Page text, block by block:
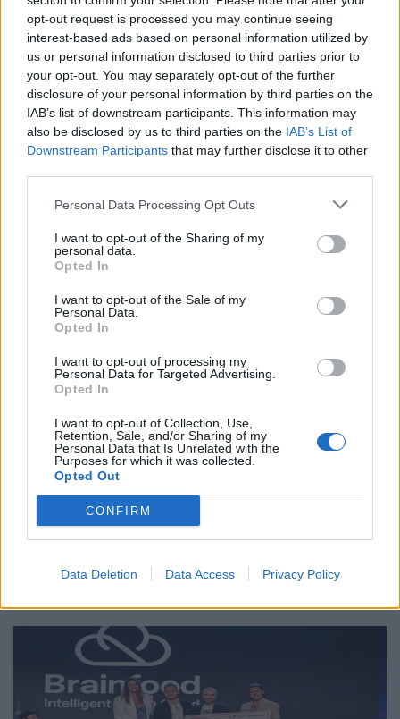
opt-out request is processed you may continue seeing
interest-based ads based on personal information utilized by
us or personal information disclosed to third parties prior to
your opt-out. You may separately opt-out of the further
disclosure of your personal information by third parties on the
IAB’s list of downstream participants. This information may
also be disclosed by us to third parties on the IAB’s List of
Downstream Participants that may further disclose it to other
Personal Data Processing Opt Outs
I want to opt-out of the Sharing of my
personal data.
Opted In
I want to opt-out of the Sale of my
Personal Data.
Opted In
I want to opt-out of processing my
Personal Data for Targeted Advertising.
Opted In
I want to opt-out of Collection, Use,
Retention, Sale, and/or Sharing of my
Personal Data that Is Unrelated with the
Purposes for which it was collected.
Opted Out
CONFIRM
Data Deletion Data Access Privacy Policy
με ειδικές ανάγκες,χειρηστίριο Sony,χειριστήριο
Δείτε επίσης
Τεχνολογία
Νέα εφαρμογή AI-συνοδός του Facebook για
δημιουργούς περιεχομένου
Το Facebook επανασχεδιάζει το Creator Studio ως αυτόνομη
εφαρμογή με AI βοηθό: εξατομικευμένες.